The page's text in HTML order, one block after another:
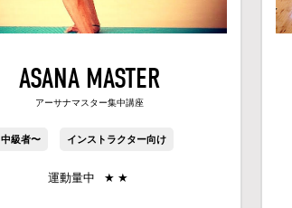
ASANA MASTER
アーサナマスター集中講座
中級者〜 インストラクター向け
運動量中 ★ ★